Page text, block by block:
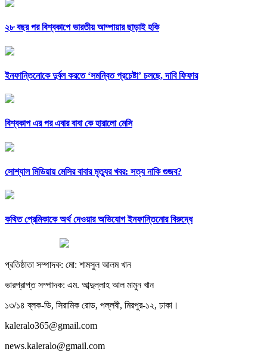
২৮ বছর পর বিশ্বকাপে ভারতীয় আম্পায়ার ছাড়াই হকি
ইনফান্তিনোকে দুর্বল করতে ‘সমন্বিত প্রচেষ্টা’ চলছে, দাবি ফিফার
বিশ্বকাপ এর পর এবার বাবা কে হারালো মেসি
সোশ্যাল মিডিয়ায় মেসির বাবার মৃত্যুর খবর: সত্য নাকি গুজব?
কথিত প্রেমিকাকে অর্থ দেওয়ার অভিযোগ ইনফান্তিনোর বিরুদ্ধে
প্রতিষ্ঠাতা সম্পাদক: মো: শামসুল আলম খান
ভারপ্রাপ্ত সম্পাদক: এম. আব্দুল্লাহ আল মামুন খান
১৩/১৪ ব্লক-ডি, সিরামিক রোড, পল্লবী, মিরপুর-১২, ঢাকা।
kaleralo365@gmail.com
news.kaleralo@gmail.com